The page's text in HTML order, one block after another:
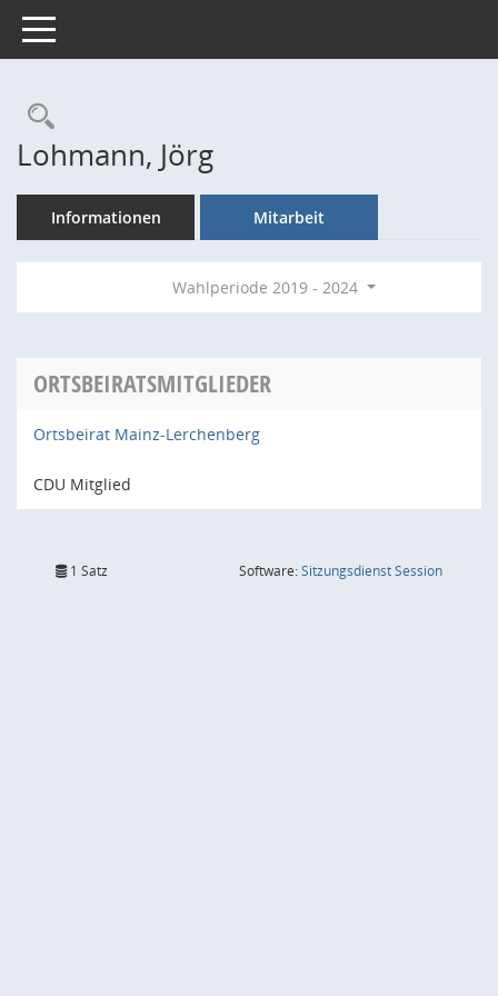
Toggle navigation
Rechercheauswahl
Lohmann, Jörg
Informationen Mitarbeit
Wahlperiode 2019 - 2024
ORTSBEIRATSMITGLIEDER
Ortsbeirat Mainz-Lerchenberg
CDU Mitglied
1 Satz Software:SitzungsdienstSession(Wird in